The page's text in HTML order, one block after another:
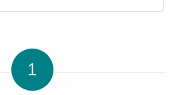
1